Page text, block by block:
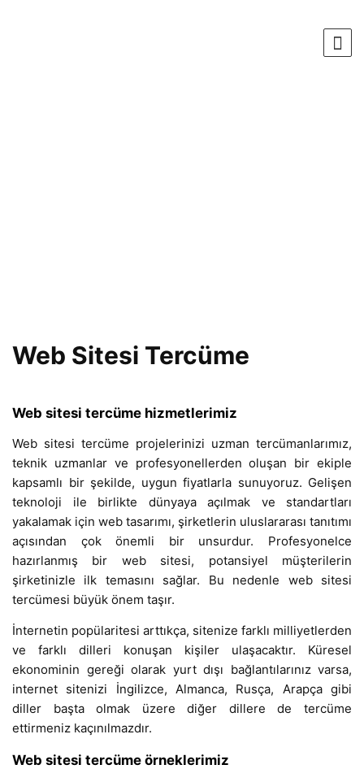
Web Sitesi Tercüme
Web sitesi tercüme hizmetlerimiz
Web sitesi tercüme projelerinizi uzman tercümanlarımız,
teknik uzmanlar ve profesyonellerden oluşan bir ekiple
kapsamlı bir şekilde, uygun fiyatlarla sunuyoruz. Gelişen
teknoloji ile birlikte dünyaya açılmak ve standartları
yakalamak için web tasarımı, şirketlerin uluslararası tanıtımı
açısından çok önemli bir unsurdur. Profesyonelce
hazırlanmış bir web sitesi, potansiyel müşterilerin
şirketinizle ilk temasını sağlar. Bu nedenle web sitesi
tercümesi büyük önem taşır.
İnternetin popülaritesi arttıkça, sitenize farklı milliyetlerden
ve farklı dilleri konuşan kişiler ulaşacaktır. Küresel
ekonominin gereği olarak yurt dışı bağlantılarınız varsa,
internet sitenizi İngilizce, Almanca, Rusça, Arapça gibi
diller başta olmak üzere diğer dillere de tercüme
ettirmeniz kaçınılmazdır.
Web sitesi tercüme örneklerimiz